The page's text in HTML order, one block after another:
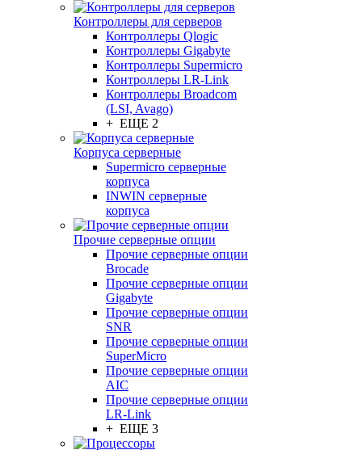
Контроллеры для серверов
Контроллеры Qlogic
Контроллеры Gigabyte
Контроллеры Supermicro
Контроллеры LR-Link
Контроллеры Broadcom
(LSI, Avago)
+ ЕЩЕ 2
Корпуса серверные
Supermicro серверные
корпуса
INWIN серверные
корпуса
Прочие серверные опции
Прочие серверные опции
Brocade
Прочие серверные опции
Gigabyte
Прочие серверные опции
SNR
Прочие серверные опции
SuperMicro
Прочие серверные опции
AIC
Прочие серверные опции
LR-Link
+ ЕЩЕ 3